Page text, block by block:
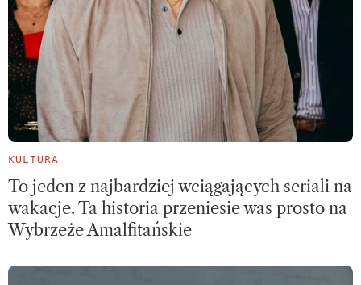
KULTURA
To jeden z najbardziej wciągających seriali na
wakacje. Ta historia przeniesie was prosto na
Wybrzeże Amalfitańskie